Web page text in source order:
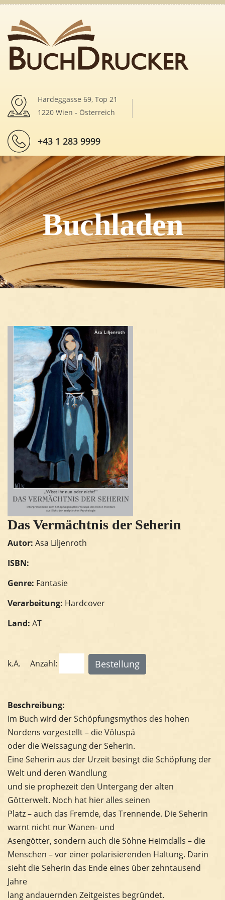
Hardeggasse 69, Top 21
1220 Wien - Österreich
+43 1 283 9999
Buchladen
Das Vermächtnis der Seherin
Autor: Asa Liljenroth
ISBN:
Genre: Fantasie
Verarbeitung: Hardcover
Land: AT
k.A. Anzahl:
Beschreibung:
Im Buch wird der Schöpfungsmythos des hohen
Nordens vorgestellt – die Völuspá
oder die Weissagung der Seherin.
Eine Seherin aus der Urzeit besingt die Schöpfung der
Welt und deren Wandlung
und sie prophezeit den Untergang der alten
Götterwelt. Noch hat hier alles seinen
Platz – auch das Fremde, das Trennende. Die Seherin
warnt nicht nur Wanen- und
Asengötter, sondern auch die Söhne Heimdalls – die
Menschen – vor einer polarisierenden Haltung. Darin
sieht die Seherin das Ende eines über zehntausend
Jahre
lang andauernden Zeitgeistes begründet.